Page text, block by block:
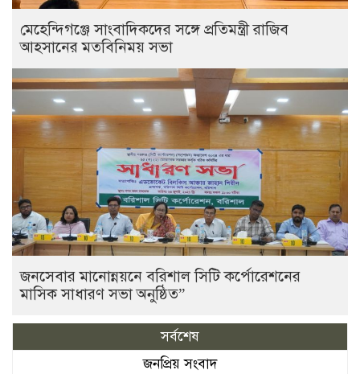
মেহেন্দিগঞ্জে সাংবাদিকদের সঙ্গে প্রতিমন্ত্রী রাজিব
আহসানের মতবিনিময় সভা
জনসেবার মানোন্নয়নে বরিশাল সিটি কর্পোরেশনের
মাসিক সাধারণ সভা অনুষ্ঠিত”
সর্বশেষ
জনপ্রিয় সংবাদ